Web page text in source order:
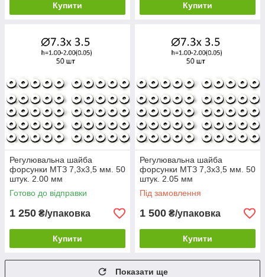
Купити Купити
Регулювальна шайба
форсунки МТЗ 7,3х3,5 мм. 50
штук. 2.00 мм
Готово до відправки
1 250 ₴/упаковка
Купити
Регулювальна шайба
форсунки МТЗ 7,3х3,5 мм. 50
штук. 2.05 мм
Під замовлення
1 500 ₴/упаковка
Купити
Показати ще